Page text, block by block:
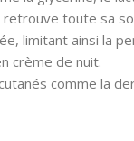
retrouve toute sa
limitant ainsi la
crème de nuit.
comme la